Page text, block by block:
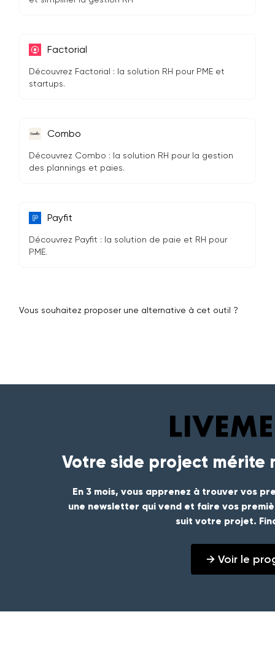
Factorial
Découvrez Factorial : la solution RH pour PME et
startups.
Combo
Découvrez Combo : la solution RH pour la gestion
des plannings et paies.
Payfit
Découvrez Payfit : la solution de paie et RH pour
PME.
Vous souhaitez proposer une alternative à cet outil ?
Votre side project mérite
En 3 mois, vous apprenez à trouver vos
une newsletter qui vend et faire vos
suit votre projet.
→ Voir le